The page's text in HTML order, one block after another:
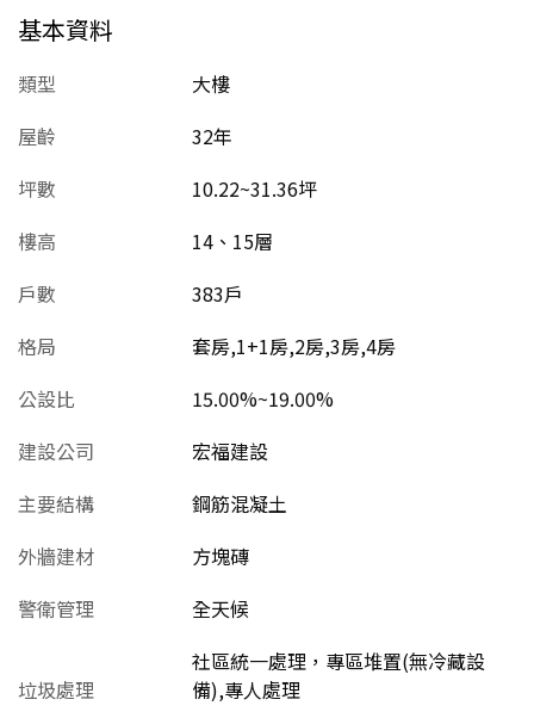
基本資料
類型
大樓
屋齡
32年
坪數
10.22~31.36坪
樓高
14、15層
戶數
383戶
格局
套房,1+1房,2房,3房,4房
公設比
15.00%~19.00%
建設公司
宏福建設
主要結構
鋼筋混凝土
外牆建材
方塊磚
警衛管理
全天候
垃圾處理
社區統一處理，專區堆置(無冷藏設
備),專人處理